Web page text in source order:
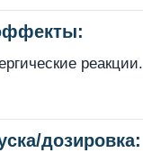
реакции.
дозировка: